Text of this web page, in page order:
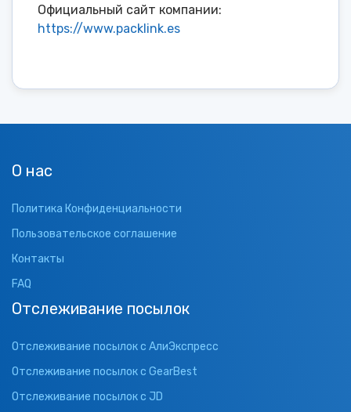
Официальный сайт компании:
https://www.packlink.es
О нас
Политика Конфиденциальности
Пользовательское соглашение
Контакты
FAQ
Отслеживание посылок
Отслеживание посылок с АлиЭкспресс
Отслеживание посылок с GearBest
Отслеживание посылок с JD